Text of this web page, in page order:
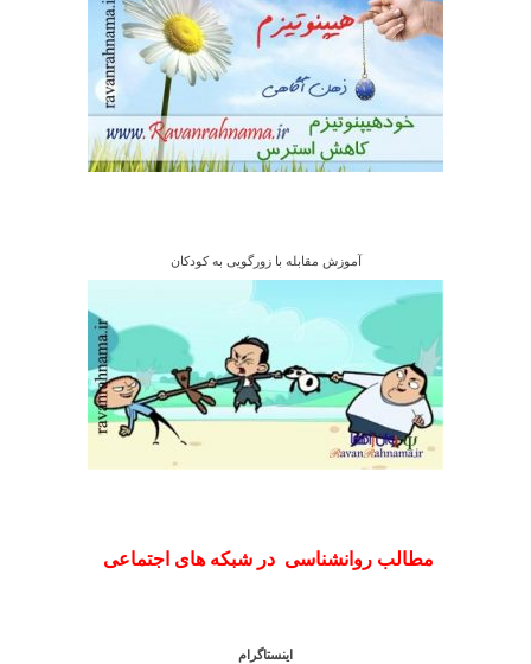
آموزش مقابله با زورگویی به کودکان
مطالب روانشناسی در شبکه های اجتماعی
اینستاگرام